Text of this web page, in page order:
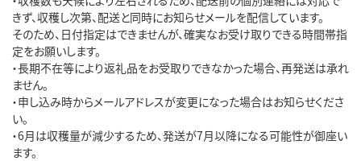
きず、収穫し次第、配送と同時にお知らせメールを配信しています。
そのため、日付指定はできませんが、確実なお受け取りできる時間帯指
定をお願いします。
・長期不在等により返礼品をお受取りできなかった場合、再発送は承れ
ません。
・申し込み時からメールアドレスが変更になった場合はお知らせくださ
い。
・6月は収穫量が減少するため、発送が7月以降になる可能性が御座い
ます。